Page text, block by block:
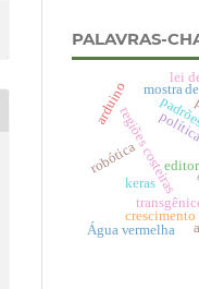
PALAVRAS-
regiões costeiras
robótica
keras
crescimento
mostra
Água vermelha
lei
arduino